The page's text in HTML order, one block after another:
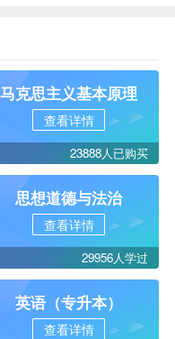
马克思主义基本原理
查看详情
23888人已购买
思想道德与法治
查看详情
29956人学过
英语（专升本）
查看详情